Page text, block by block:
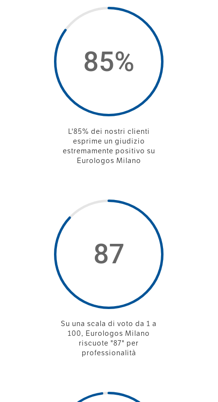
85%
L'85% dei nostri clienti
esprime un giudizio
estremamente positivo su
Eurologos Milano
87
Su una scala di voto da 1 a
100, Eurologos Milano
riscuote "87" per
professionalità